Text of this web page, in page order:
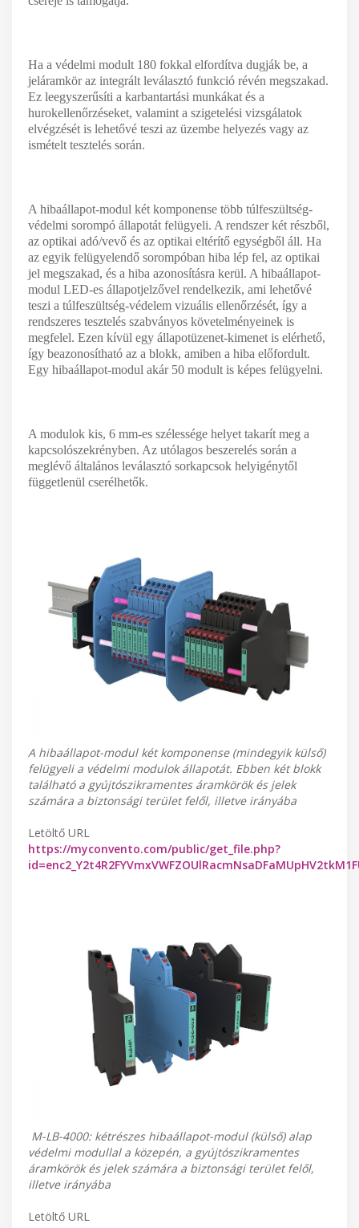
Ha a védelmi modult 180 fokkal elfordítva dugják be, a
jeláramkör az integrált leválasztó funkció révén megszakad.
Ez leegyszerűsíti a karbantartási munkákat és a
hurokellenőrzéseket, valamint a szigetelési vizsgálatok
elvégzését is lehetővé teszi az üzembe helyezés vagy az
ismételt tesztelés során.
A hibaállapot-modul két komponense több túlfeszültség-
védelmi sorompó állapotát felügyeli. A rendszer két részből,
az optikai adó/vevő és az optikai eltérítő egységből áll. Ha
az egyik felügyelendő sorompóban hiba lép fel, az optikai
jel megszakad, és a hiba azonosításra kerül. A hibaállapot-
modul LED-es állapotjelzővel rendelkezik, ami lehetővé
teszi a túlfeszültség-védelem vizuális ellenőrzését, így a
rendszeres tesztelés szabványos követelményeinek is
megfelel. Ezen kívül egy állapotüzenet-kimenet is elérhető,
így beazonosítható az a blokk, amiben a hiba előfordult.
Egy hibaállapot-modul akár 50 modult is képes felügyelni.
A modulok kis, 6 mm-es szélessége helyet takarít meg a
kapcsolószekrényben. Az utólagos beszerelés során a
meglévő általános leválasztó sorkapcsok helyigénytől
függetlenül cserélhetők.
A hibaállapot-modul két komponense (mindegyik külső)
felügyeli a védelmi modulok állapotát. Ebben két blokk
található a gyújtószikramentes áramkörök és jelek
számára a biztonsági terület felől, illetve irányába
Letöltő URL
https://myconvento.com/public/get_file.php?
M-LB-4000: kétrészes hibaállapot-modul (külső) alap
védelmi modullal a közepén, a gyújtószikramentes
áramkörök és jelek számára a biztonsági terület felől,
illetve irányába
Letöltő URL